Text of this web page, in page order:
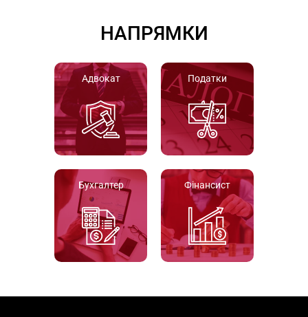
НАПРЯМКИ
Адвокат Податки
Бухгалтер Фінансист